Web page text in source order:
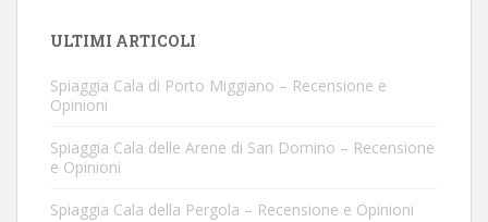
ULTIMI ARTICOLI
Spiaggia Cala di Porto Miggiano – Recensione e
Opinioni
Spiaggia Cala delle Arene di San Domino – Recensione
e Opinioni
Spiaggia Cala della Pergola – Recensione e Opinioni